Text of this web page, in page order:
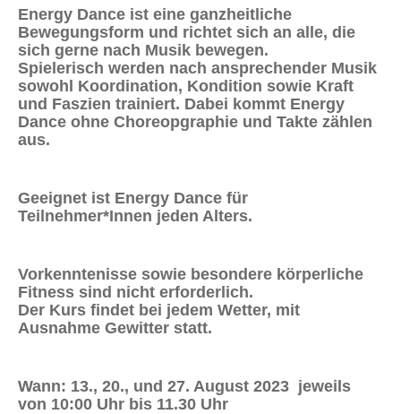
Energy Dance ist eine ganzheitliche
Bewegungsform und richtet sich an alle, die
sich gerne nach Musik bewegen.
Spielerisch werden nach ansprechender Musik
sowohl Koordination, Kondition sowie Kraft
und Faszien trainiert. Dabei kommt Energy
Dance ohne Choreopgraphie und Takte zählen
aus.
Geeignet ist Energy Dance für
Teilnehmer*Innen jeden Alters.
Vorkenntenisse sowie besondere körperliche
Fitness sind nicht erforderlich.
Der Kurs findet bei jedem Wetter, mit
Ausnahme Gewitter statt.
Wann: 13., 20., und 27. August 2023 jeweils
von 10:00 Uhr bis 11.30 Uhr